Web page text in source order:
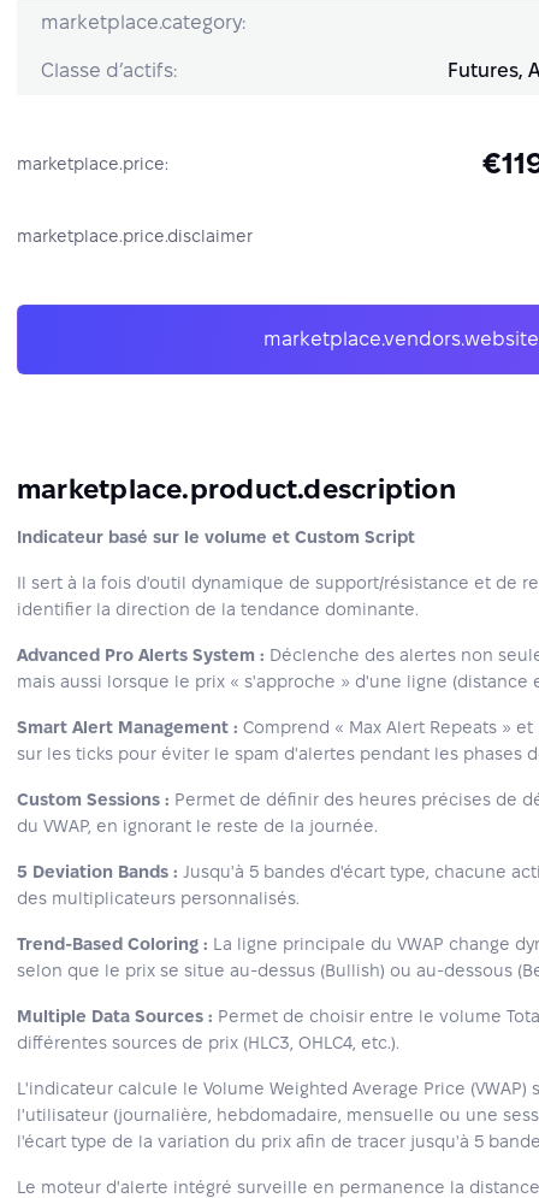
marketplace.category:
Classe d’actifs: Futures,
marketplace.price:
marketplace.price.disclaimer
marketplace.vendors.website
marketplace.product.description
Indicateur basé sur le volume et Custom Script
Il sert à la fois d'outil dynamique de support/résistance et de
identifier la direction de la tendance dominante.
Advanced Pro Alerts System : Déclenche des alertes non
mais aussi lorsque le prix « s'approche » d'une ligne (distance
Smart Alert Management : Comprend « Max Alert Repeats »
sur les ticks pour éviter le spam d'alertes pendant les phases
Custom Sessions : Permet de définir des heures précises de
du VWAP, en ignorant le reste de la journée.
5 Deviation Bands : Jusqu'à 5 bandes d'écart type, chacune
des multiplicateurs personnalisés.
Trend-Based Coloring : La ligne principale du VWAP change
selon que le prix se situe au-dessus (Bullish) ou au-dessous
Multiple Data Sources : Permet de choisir entre le volume
différentes sources de prix (HLC3, OHLC4, etc.).
L'indicateur calcule le Volume Weighted Average Price
l'utilisateur (journalière, hebdomadaire, mensuelle ou une
l'écart type de la variation du prix afin de tracer jusqu'à 5
Le moteur d'alerte intégré surveille en permanence la